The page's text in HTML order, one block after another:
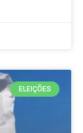
ELEIÇÕES